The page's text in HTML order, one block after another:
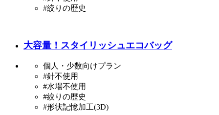
#絞りの歴史
大容量！スタイリッシュエコバッグ
個人・少数向けプラン
#針不使用
#水場不使用
#絞りの歴史
#形状記憶加工(3D)